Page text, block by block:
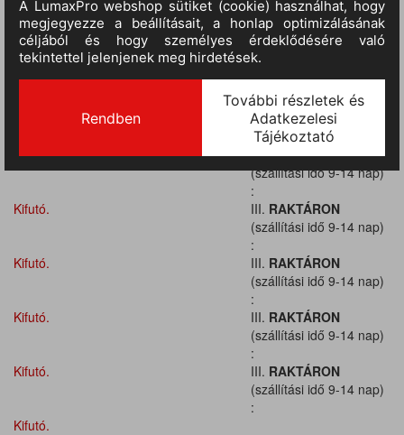
(szállítási idő 9-14 nap)
:
Kifutó.
III.RAKTÁRON
(szállítási idő 9-14 nap)
:
III.RAKTÁRON
(szállítási idő 9-14 nap)
:
Kifutó.
III.RAKTÁRON
(szállítási idő 9-14 nap)
:
Kifutó.
III. RAKTÁRON
(szállítási idő 9-14 nap)
:
Kifutó.
III. RAKTÁRON
(szállítási idő 9-14 nap)
:
Kifutó.
III. RAKTÁRON
(szállítási idő 9-14 nap)
:
Kifutó.
III. RAKTÁRON
(szállítási idő 9-14 nap)
:
Kifutó.